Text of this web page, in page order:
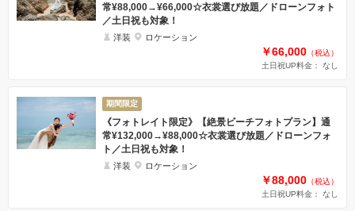
常¥88,000→¥66,000☆衣裳選び放題／ドローンフォト
／土日祝も対象！
洋装 ロケーション
￥66,000 （税込）
土日祝UP料金： なし
期間限定
《フォトレイト限定》【絶景ビーチフォトプラン】通
常¥132,000→¥88,000☆衣裳選び放題／ドローンフォ
ト／土日祝も対象！
洋装 ロケーション
￥88,000 （税込）
土日祝UP料金： なし